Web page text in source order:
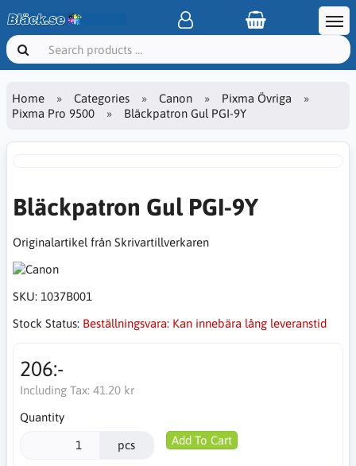
Home Categories Canon
Pixma Övriga
Pixma Pro 9500
Bläckpatron Gul PGI-9Y
Bläckpatron Gul PGI-9Y
Originalartikel från Skrivartillverkaren
SKU: 1037B001
Stock Status: Beställningsvara: Kan innebära lång leveranstid
206:-
Including Tax: 41.20 kr
Quantity
pcs Add To Cart